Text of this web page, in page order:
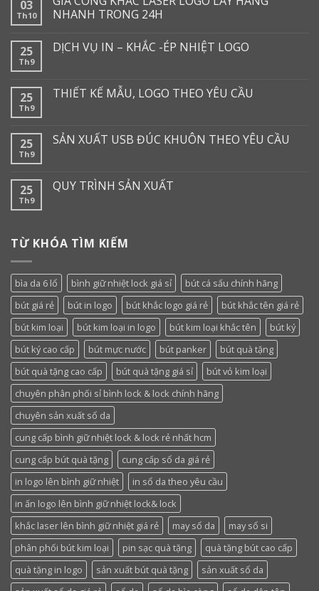
03
Th10
NHANH TRONG 24H
25
Th9
DỊCH VỤ IN – KHẮC -ÉP NHIỆT LOGO
25
Th9
THIẾT KẾ MẪU, LOGO THEO YÊU CẦU
25
Th9
SẢN XUẤT USB ĐÚC KHUÔN THEO YÊU CẦU
25
Th9
QUY TRÌNH SẢN XUẤT
TỪ KHÓA TÌM KIẾM
bìa da 6 lổ bình giữ nhiệt lock giá sỉ
bút cá sấu chính hãng
bút giá rẻ
bút in logo bút khắc logo giá rẻ
bút khắc tên giá rẻ
bút kim loại
bút kim loại in logo bút kim loại khắc tên
bút ký
bút ký cao cấp
bút mực nước bút panker
bút quà tặng
bút quà tặng cao cấp
bút quà tặng giá sỉ
bút vỏ kim loại
chuyên phân phối sỉ bình lock & lock chính hãng
chuyên sản xuất sổ da
cung cấp bình giữ nhiệt lock & lock rẻ nhất hcm
cung cấp bút quà tặng
cung cấp sổ da giá rẻ
in logo lên bình giữ nhiệt
in sổ da theo yêu cầu
in ấn logo lên bình giữ nhiệt lock& lock
khắc laser lên bình giữ nhiệt giá rẻ
may sổ da
may sổ si
phân phối bút kim loại
pin sạc quà tặng
quà tặng bút cao cấp
quà tặng in logo
sản xuất bút quà tặng
sản xuất sổ da